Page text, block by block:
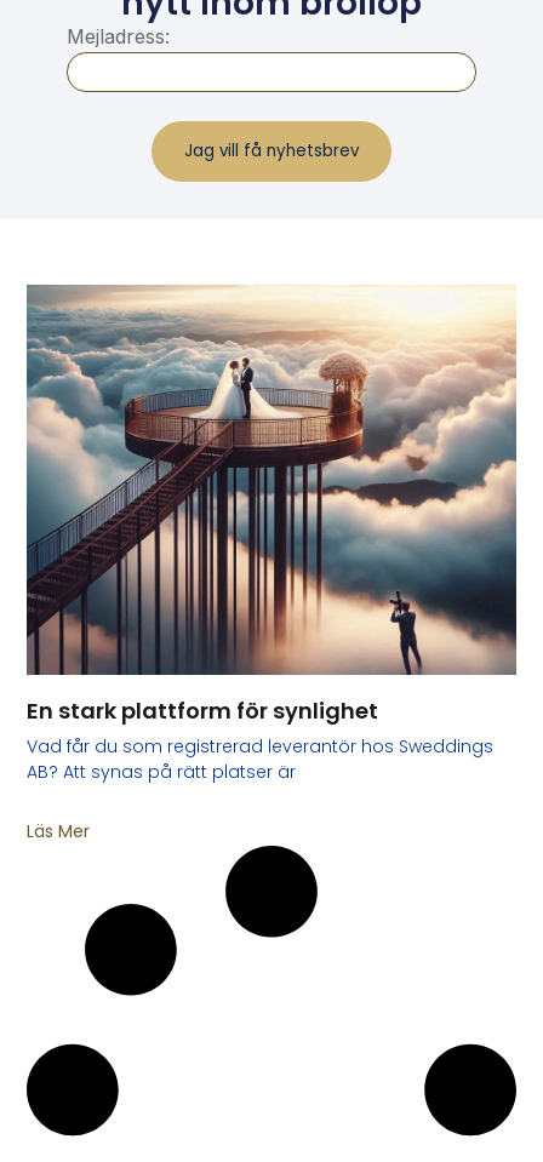
Mejladress:
En stark plattform för synlighet
Vad får du som registrerad leverantör hos Sweddings
AB? Att synas på rätt platser är
Läs Mer